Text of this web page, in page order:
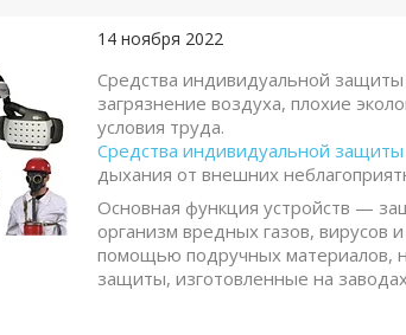
14 ноября 2022
Средства индивидуальной
загрязнение воздуха, плохие
условия труда.
Средства индивидуальной защиты
дыхания от внешних
Основная функция устройств —
организм вредных газов, вирусов
помощью подручных материалов,
защиты, изготовленные на